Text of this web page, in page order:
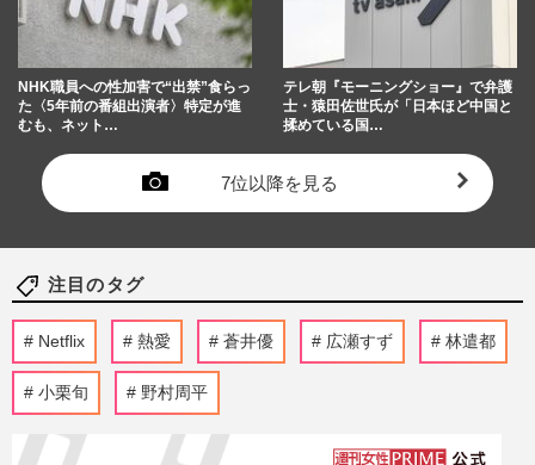
NHK職員への性加害で“出禁”食らっ
た〈5年前の番組出演者〉特定が進
むも、ネット…
テレ朝『モーニングショー』で弁護
士・猿田佐世氏が「日本ほど中国と
揉めている国…
7位以降を見る
注目のタグ
Netflix 熱愛 蒼井優 広瀬すず 林遣都
小栗旬 野村周平